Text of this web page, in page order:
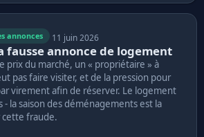
annonces 11 juin 2026
fausse annonce de logement
prix du marché, un « propriétaire » à
pas faire visiter, et de la pression pour
virement afin de réserver. Le logement
- la saison des déménagements est la
fraude.